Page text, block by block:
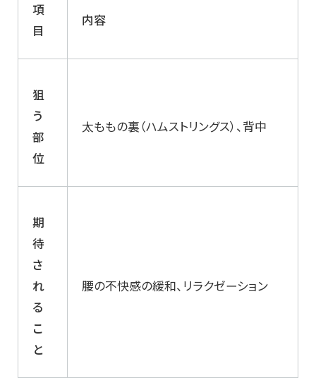
項
目
内容
狙
う
部
位
太ももの裏（ハムストリングス）、背中
期
待
さ
れ
る
こ
と
腰の不快感の緩和、リラクゼーション